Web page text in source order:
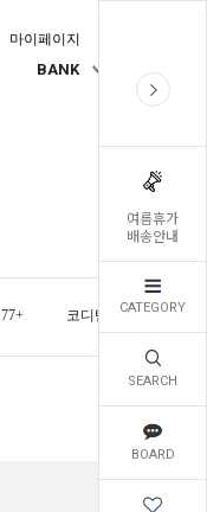
여름휴가
배송안내
CATEGORY
SEARCH
BOARD
마이페이지
BANK
77+ 코디템 오늘발송